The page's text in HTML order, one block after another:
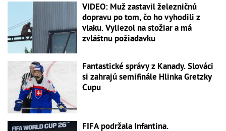
VIDEO: Muž zastavil železničnú
dopravu po tom, čo ho vyhodili z
vlaku. Vyliezol na stožiar a má
zvláštnu požiadavku
Fantastické správy z Kanady. Slováci
si zahrajú semifinále Hlinka Gretzky
Cupu
FIFA podržala Infantina.